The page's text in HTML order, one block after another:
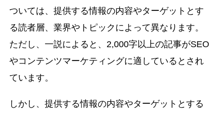
ついては、提供する情報の内容やターゲットとす
る読者層、業界やトピックによって異なります。
ただし、一説によると、2,000字以上の記事がSEO
やコンテンツマーケティングに適しているとされ
ています。
しかし、提供する情報の内容やターゲットとする